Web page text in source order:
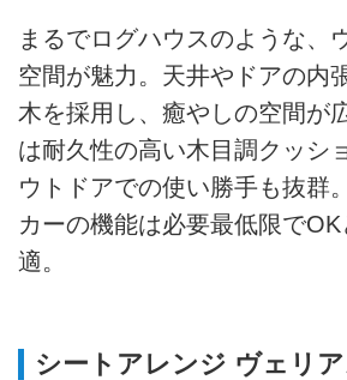
まるでログハウスのような、
空間が魅力。天井やドアの内
木を採用し、癒やしの空間が
は耐久性の高い木目調クッシ
ウトドアでの使い勝手も抜群
カーの機能は必要最低限で
適。
シートアレンジ ヴェリ